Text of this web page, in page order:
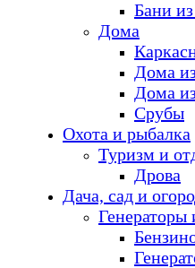
Бани
Дома
Дома
Дома
Срубы
Охота и рыбалка
Туризм и
Дрова
Дача, сад и
Генераторы